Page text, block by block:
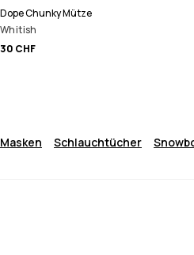
Dope Chunky Mütze
Whitish
30 CHF
Masken Schlauchtücher